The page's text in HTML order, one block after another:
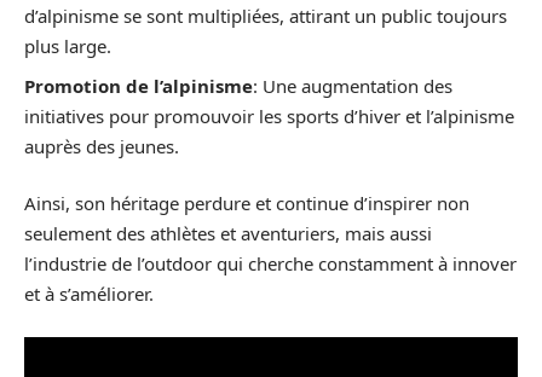
d’alpinisme se sont multipliées, attirant un public toujours
plus large.
Promotion de l’alpinisme: Une augmentation des
initiatives pour promouvoir les sports d’hiver et l’alpinisme
auprès des jeunes.
Ainsi, son héritage perdure et continue d’inspirer non
seulement des athlètes et aventuriers, mais aussi
l’industrie de l’outdoor qui cherche constamment à innover
et à s’améliorer.